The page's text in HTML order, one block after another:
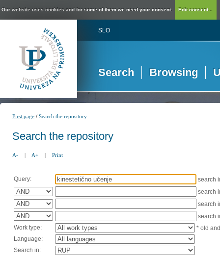
Our website uses cookies and for some of them we need your consent. Edit consent...
SLO
Search Browsing
First page /Search the repository
Search the repository
A- | A+ | Print
Query:
search
search
search
search
Work type:
* old
Language:
Search in: